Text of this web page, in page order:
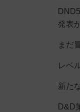
発表
まだ
レベ
新た
D&D